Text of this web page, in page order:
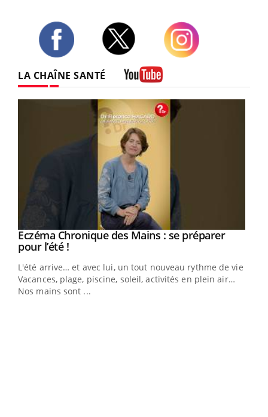
LA CHAÎNE SANTÉ
Youtube
Eczéma Chronique des Mains : se préparer
pour l’été !Youtube
L'été arrive… et avec lui, un tout nouveau rythme de vie !
Vacances, plage, piscine, soleil, activités en plein air…
Nos mains sont ...